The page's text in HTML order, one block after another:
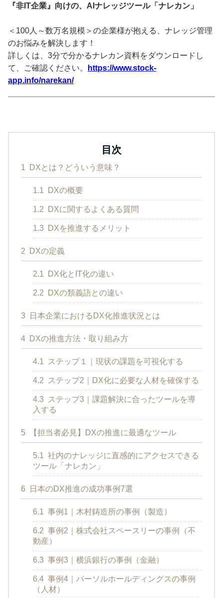
『非IT企業』向けの、AIナレッジツール「ナレカン」
＜100人～数万名規模＞の企業様が抱える、ナレッジ管理
のお悩みを解決します！
詳しくは、3分で分かるナレカン資料をダウンロードし
て、ご確認ください。
https://www.stock-
app.info/narekan/
目次
1 DXとは？どういう意味？
1.1 DXの概要
1.2 DXに関するよくある質問
1.3 DXを推進するメリット
2 DXの定義
2.1 DX化とIT化の違い
2.2 DXの類義語との違い
3 日本企業におけるDX化推進状況とは
4 DXの推進方法・取り組み方
4.1 ステップ１｜現状の課題を可視化する
4.2 ステップ2｜DX化に必要な人材を確保する
4.3
ステップ3｜課題解決に合ったツールを導
入する
5 【担当者必見】DXの推進に最適なツール
5.1 社内のナレッジに直感的にアクセスできる
ツール「ナレカン」
6 日本のDX推進の成功事例7選
6.1 事例1｜木村鋳造所の事例（製造）
6.2 事例2｜株式会社スペースリーの事例（不
動産）
6.3 事例3｜横浜銀行の事例（金融）
6.4 事例4｜パーソルホールディングスの事例
（人材）